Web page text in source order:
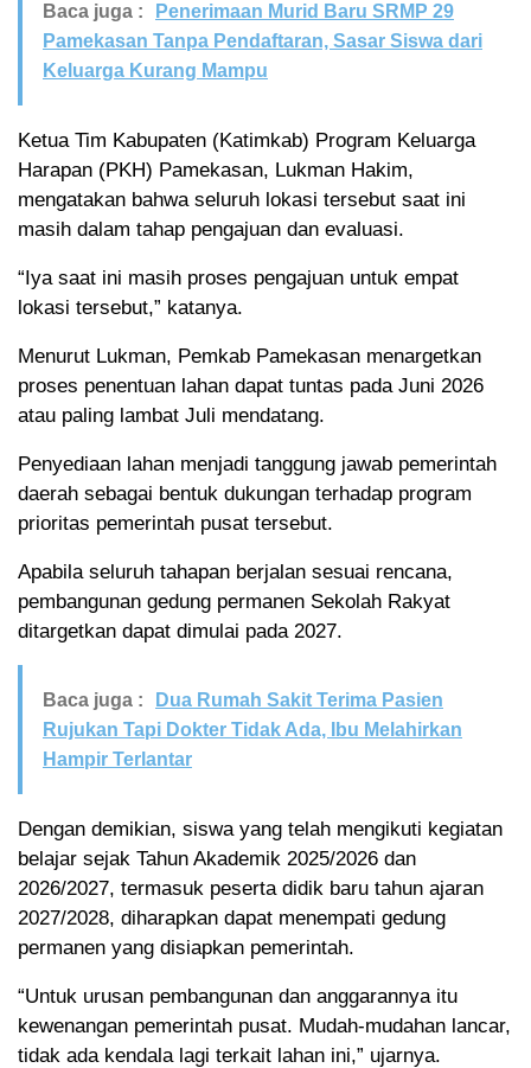
Baca juga :
Penerimaan Murid Baru SRMP 29
Pamekasan Tanpa Pendaftaran, Sasar Siswa dari
Keluarga Kurang Mampu
Ketua Tim Kabupaten (Katimkab) Program Keluarga
Harapan (PKH) Pamekasan, Lukman Hakim,
mengatakan bahwa seluruh lokasi tersebut saat ini
masih dalam tahap pengajuan dan evaluasi.
“Iya saat ini masih proses pengajuan untuk empat
lokasi tersebut,” katanya.
Menurut Lukman, Pemkab Pamekasan menargetkan
proses penentuan lahan dapat tuntas pada Juni 2026
atau paling lambat Juli mendatang.
Penyediaan lahan menjadi tanggung jawab pemerintah
daerah sebagai bentuk dukungan terhadap program
prioritas pemerintah pusat tersebut.
Apabila seluruh tahapan berjalan sesuai rencana,
pembangunan gedung permanen Sekolah Rakyat
ditargetkan dapat dimulai pada 2027.
Baca juga :
Dua Rumah Sakit Terima Pasien
Rujukan Tapi Dokter Tidak Ada, Ibu Melahirkan
Hampir Terlantar
Dengan demikian, siswa yang telah mengikuti kegiatan
belajar sejak Tahun Akademik 2025/2026 dan
2026/2027, termasuk peserta didik baru tahun ajaran
2027/2028, diharapkan dapat menempati gedung
permanen yang disiapkan pemerintah.
“Untuk urusan pembangunan dan anggarannya itu
kewenangan pemerintah pusat. Mudah-mudahan lancar,
tidak ada kendala lagi terkait lahan ini,” ujarnya.